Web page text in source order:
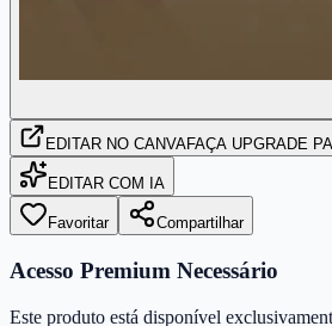
EDITAR NO CANVAFAÇA UPGRADE
EDITAR COM IA
Favoritar Compartilhar
Acesso Premium Necessário
Este produto está disponível